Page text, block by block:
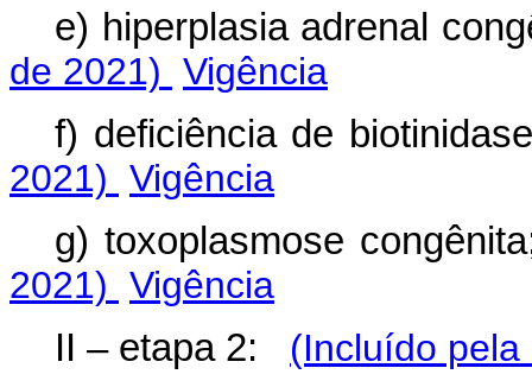
e) hiperplasia adrenal
de 2021) Vigência
f) deficiência de
2021) Vigência
g) toxoplasmose
2021) Vigência
II – etapa 2: (Incluído